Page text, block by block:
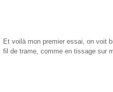
Et voilà mon premier essai, on voit
fil de trame, comme en tissage sur